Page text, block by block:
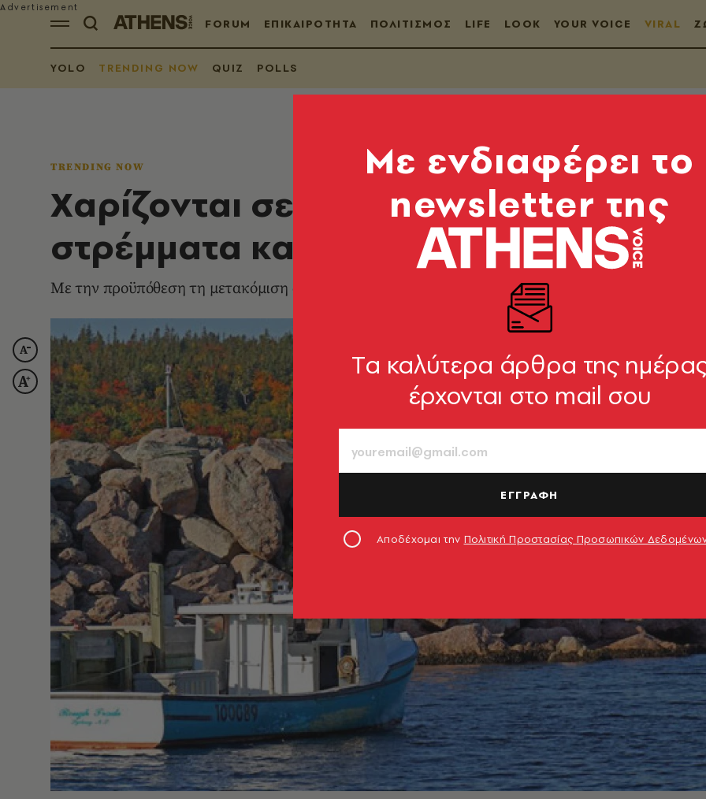
FORUM ΕΠΙΚΑΙΡΟΤΗΤΑ ΠΟΛΙΤΙΣΜΟΣ LIFE LOOK YOUR VOICE VIRAL
YOLO TRENDING NOW QUIZ POLLS
TRENDING NOW
Χαρίζονται σε νησί του Καναδά 2.000
στρέμματα και προσφέρεται εργασία
Με την προϋπόθεση τη μετακόμιση στο μέρος
Mε ενδιαφέρει το
newsletter της
Tα καλύτερα άρθρα της
έρχονται στο mail σου
ΕΓΓΡΑΦΗ
Αποδέχομαι την Πολιτική Προστασίας Προσωπικών